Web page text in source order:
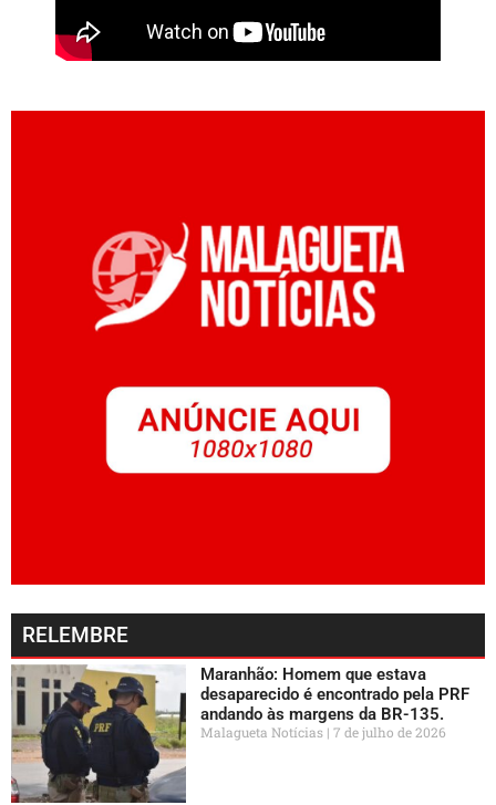
RELEMBRE
Maranhão: Homem que estava
desaparecido é encontrado pela PRF
andando às margens da BR-135.
Malagueta Notícias 7 de julho de 2026